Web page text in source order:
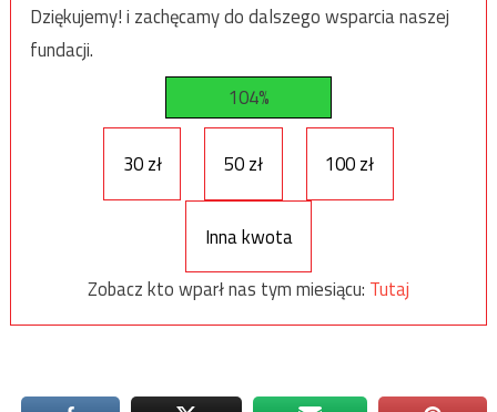
Dziękujemy! i zachęcamy do dalszego wsparcia naszej
fundacji.
104%
30 zł 50 zł 100 zł
Inna kwota
Zobacz kto wparł nas tym miesiącu: Tutaj